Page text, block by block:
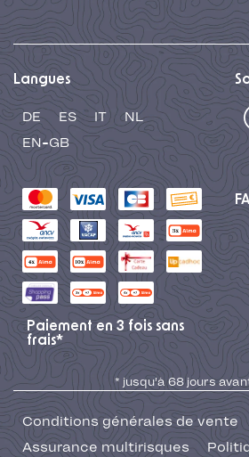
Langues
DE ES IT
NL
EN-GB
Paiement en 3 fois sans
frais*
* jusqu'à 68 jours
Conditions générales de vente
Assurance multirisques